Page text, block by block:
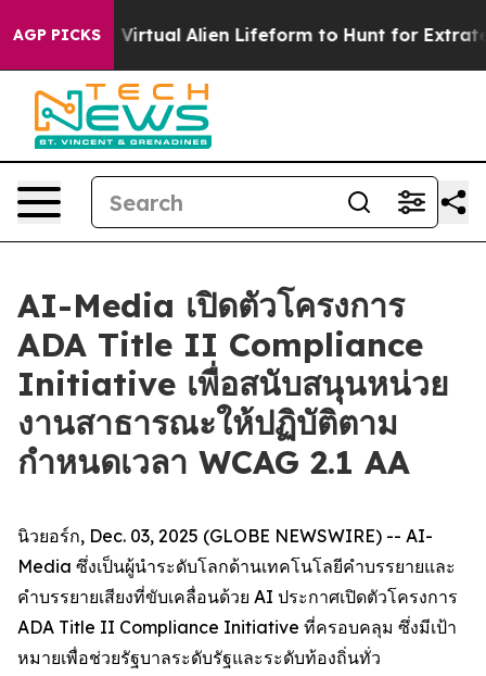
AGP PICKSa Virtual Alien Lifeform to Hunt for
AI-Media เปิดตัวโครงการ
ADA Title II Compliance
Initiative เพื่อสนับสนุนหน่วย
งานสาธารณะให้ปฏิบัติตาม
กำหนดเวลา WCAG 2.1 AA
นิวยอร์ก, Dec. 03, 2025 (GLOBE NEWSWIRE) -- AI-
Media ซึ่งเป็นผู้นำระดับโลกด้านเทคโนโลยีคำบรรยายและ
คำบรรยายเสียงที่ขับเคลื่อนด้วย AI ประกาศเปิดตัวโครงการ
ADA Title II Compliance Initiative ที่ครอบคลุม ซึ่งมีเป้า
หมายเพื่อช่วยรัฐบาลระดับรัฐและระดับท้องถิ่นทั่ว